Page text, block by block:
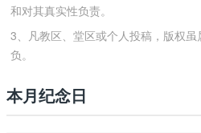
和对其真实性负责。
3、凡教区、堂区或个人投稿，版权
负。
本月纪念日